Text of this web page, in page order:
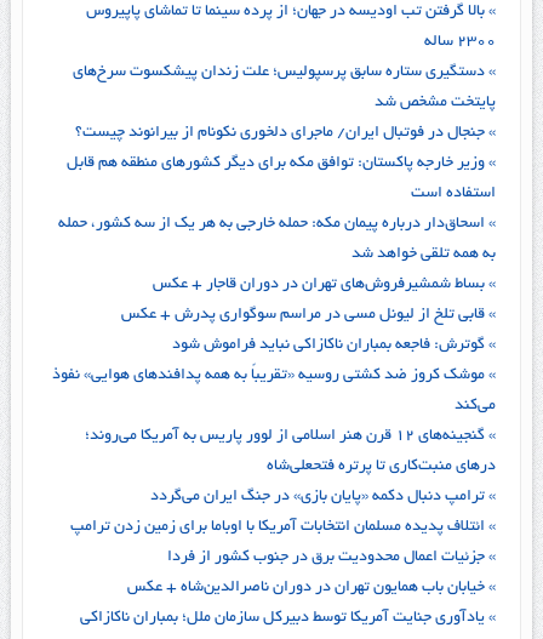
» بالا گرفتن تب اودیسه در جهان؛ از پرده سینما تا تماشای پاپیروس
۲۳۰۰ ساله
» دستگیری ستاره سابق پرسپولیس؛ علت زندان پیشکسوت سرخ‌های
پایتخت مشخص شد
» جنجال در فوتبال ایران/ ماجرای دلخوری نکونام از بیرانوند چیست؟
» وزیر خارجه پاکستان: توافق مکه برای دیگر کشورهای منطقه هم قابل
استفاده است
» اسحاق‌دار درباره پیمان مکه: حمله خارجی به هر یک از سه کشور، حمله
به همه تلقی خواهد شد
» بساط شمشیرفروش‌های تهران در دوران قاجار + عکس
» قابی تلخ از لیونل مسی در مراسم سوگواری پدرش + عکس
» گوترش: فاجعه بمباران ناکازاکی نباید فراموش شود
» موشک کروز ضد کشتی روسیه «تقریباً به همه پدافندهای هوایی» نفوذ
می‌کند
» گنجینه‌های ۱۲ قرن هنر اسلامی از لوور پاریس به آمریکا می‌روند؛
درهای منبت‌کاری تا پرتره فتحعلی‌شاه
» ترامپ دنبال دکمه «پایان بازی» در جنگ ایران می‌گردد
» ائتلاف پدیده مسلمان انتخابات آمریکا با اوباما برای زمین زدن ترامپ
» جزئیات اعمال محدودیت برق در جنوب کشور از فردا
» خیابان باب‌ همایون تهران در دوران ناصرالدین‌شاه + عکس
» یادآوری جنایت آمریکا توسط دبیرکل سازمان ملل؛ بمباران ناکازاکی